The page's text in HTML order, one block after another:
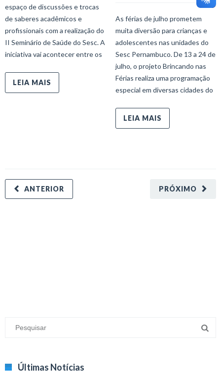
espaço de discussões e trocas
de saberes acadêmicos e
profissionais com a realização do
II Seminário de Saúde do Sesc. A
iniciativa vai acontecer entre os
LEIA MAIS
As férias de julho prometem
muita diversão para crianças e
adolescentes nas unidades do
Sesc Pernambuco. De 13 a 24 de
julho, o projeto Brincando nas
Férias realiza uma programação
especial em diversas cidades do
LEIA MAIS
PRÓXIMO
ANTERIOR
Últimas Notícias